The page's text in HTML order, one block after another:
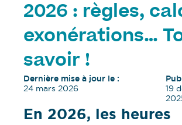
2026 : règles,
exonérations…
savoir !
Dernière mise à jour le :
24 mars 2026
19
En 2026, les heures